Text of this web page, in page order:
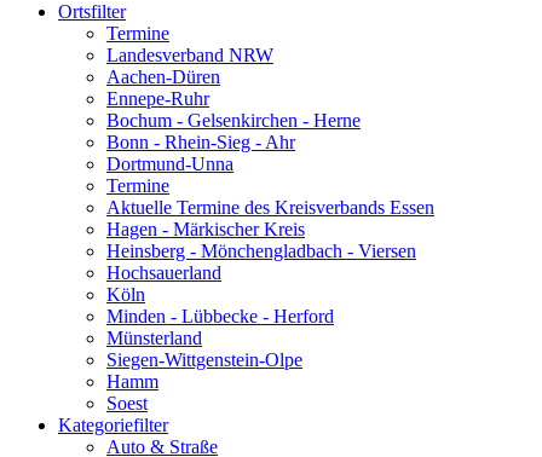
Ortsfilter
Termine
Landesverband NRW
Aachen-Düren
Ennepe-Ruhr
Bochum - Gelsenkirchen - Herne
Bonn - Rhein-Sieg - Ahr
Dortmund-Unna
Termine
Aktuelle Termine des Kreisverbands Essen
Hagen - Märkischer Kreis
Heinsberg - Mönchengladbach - Viersen
Hochsauerland
Köln
Minden - Lübbecke - Herford
Münsterland
Siegen-Wittgenstein-Olpe
Hamm
Soest
Kategoriefilter
Auto & Straße